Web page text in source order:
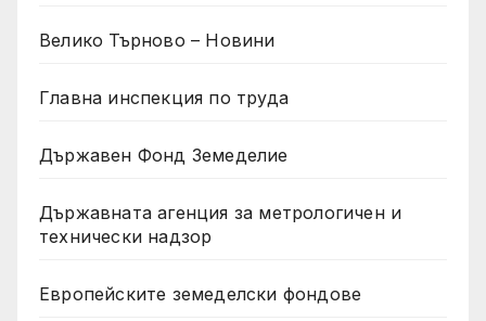
Велико Търново – Новини
Главна инспекция по труда
Държавен Фонд Земеделие
Държавната агенция за метрологичен и
технически надзор
Европейските земеделски фондове